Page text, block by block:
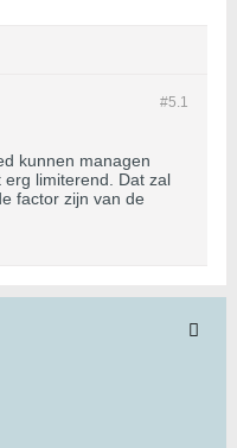
#5.1
kunnen managen
limiterend. Dat zal
factor zijn van de